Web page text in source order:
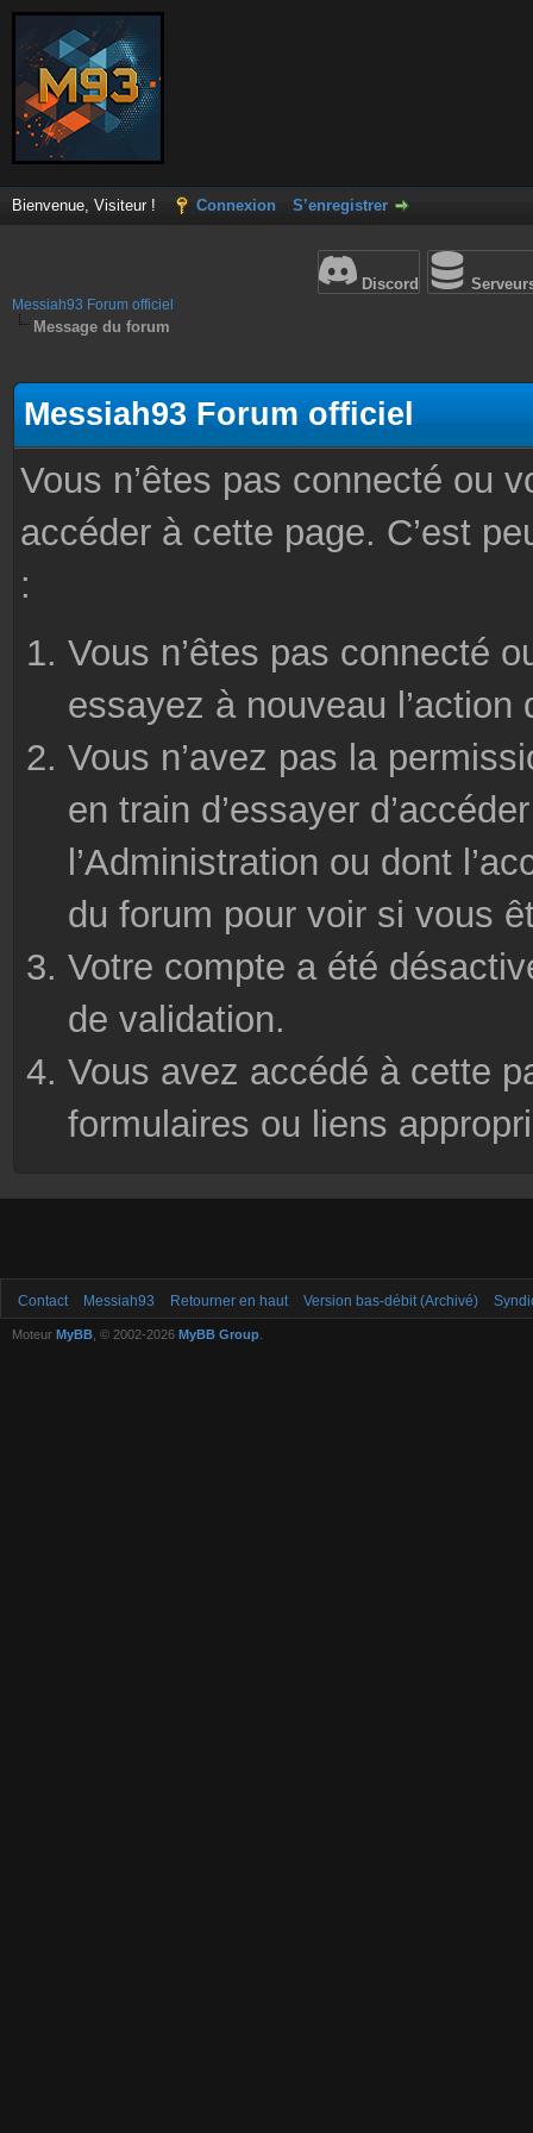
Bienvenue, Visiteur ! Connexion S’enregistrer
Discord
Messiah93 Forum officiel
Message du forum
Messiah93 Forum officiel
Vous n’êtes pas connecté ou
accéder à cette page. C’est
:
Vous n’êtes pas connecté
essayez à nouveau
Vous n’avez pas la
en train d’essayer
l’Administration ou dont
du forum pour voir si vous
Votre compte a été
de validation.
Vous avez accédé à cette
formulaires ou liens
Contact Messiah93 Retourner en haut Version bas-débit (Archivé)
Moteur MyBB , © 2002-2026 MyBB Group